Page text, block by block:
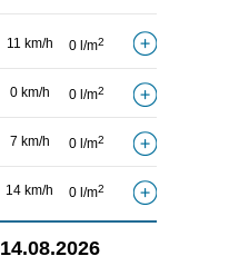
11 km/h 0 l/m2
0 km/h 0 l/m2
7 km/h 0 l/m2
14 km/h 0 l/m2
14.08.2026